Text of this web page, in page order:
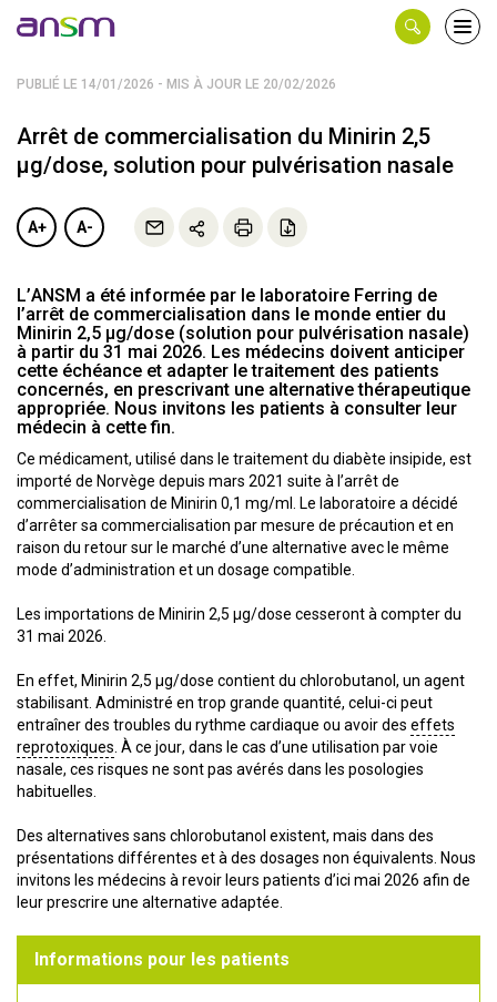
PUBLIÉ LE 14/01/2026 - MIS À JOUR LE 20/02/2026
Arrêt de commercialisation du Minirin 2,5
µg/dose, solution pour pulvérisation nasale
A+ A-
L’ANSM a été informée par le laboratoire Ferring de
l’arrêt de commercialisation dans le monde entier du
Minirin 2,5 µg/dose (solution pour pulvérisation nasale)
à partir du 31 mai 2026. Les médecins doivent anticiper
cette échéance et adapter le traitement des patients
concernés, en prescrivant une alternative thérapeutique
appropriée. Nous invitons les patients à consulter leur
médecin à cette fin.
Ce médicament, utilisé dans le traitement du diabète insipide, est
importé de Norvège depuis mars 2021 suite à l’arrêt de
commercialisation de Minirin 0,1 mg/ml. Le laboratoire a décidé
d’arrêter sa commercialisation par mesure de précaution et en
raison du retour sur le marché d’une alternative avec le même
mode d’administration et un dosage compatible.
Les importations de Minirin 2,5 µg/dose cesseront à compter du
31 mai 2026.
En effet, Minirin 2,5 µg/dose contient du chlorobutanol, un agent
stabilisant. Administré en trop grande quantité, celui-ci peut
entraîner des troubles du rythme cardiaque ou avoir des effets
reprotoxiques . À ce jour, dans le cas d’une utilisation par voie
nasale, ces risques ne sont pas avérés dans les posologies
habituelles.
Des alternatives sans chlorobutanol existent, mais dans des
présentations différentes et à des dosages non équivalents. Nous
invitons les médecins à revoir leurs patients d’ici mai 2026 afin de
leur prescrire une alternative adaptée.
Informations pour les patients